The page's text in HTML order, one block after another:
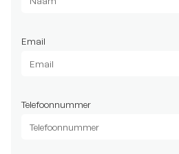
Email
Telefoonnummer